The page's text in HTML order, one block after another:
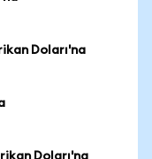
Doları'na
Doları'na